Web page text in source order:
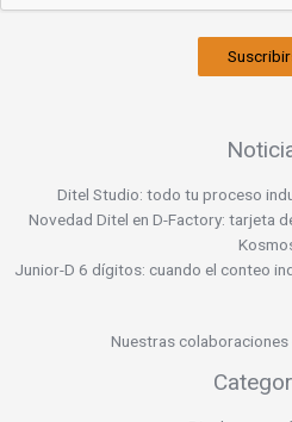
Ditel Studio: todo tu proceso
Novedad Ditel en D-Factory: tarjeta
Junior-D 6 dígitos: cuando el conteo
Nuestras